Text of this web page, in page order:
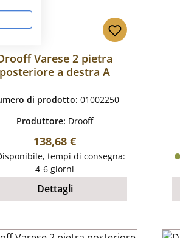
Varese 2 pietra
posteriore a destra A
di prodotto:01002250
Produttore: Drooff
Prezzo normale:
138,68 €
tempi di consegna:
4-6 giorni
Dettagli